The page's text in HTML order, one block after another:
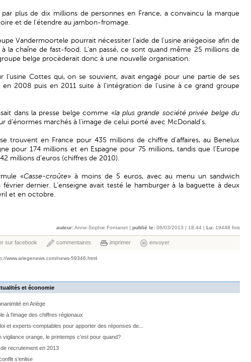
plus de dix millions de personnes en France, a convaincu la marque
et de l'étendre au jambon-fromage.
Vandermoortele pourrait nécessiter l’aide de l’usine ariégeoise afin de
la chaîne de fast-food. L’an passé, ce sont quand même 25 millions de
belge procèderait donc à une nouvelle organisation.
l’usine Cottes qui, on se souvient, avait engagé pour une partie de ses
2008 puis en 2011 suite à l’intégration de l’usine à ce grand groupe
dans la presse belge comme «la plus grande société privée belge du
d’énormes marchés à l’image de celui porté avec McDonald’s.
trouvent en France pour 435 millions de chiffre d’affaires, au Benelux
pour 174 millions et en Espagne pour 75 millions, tandis que l’Europe
millions d’euros (chiffres de 2010).
«Casse-croûte» à moins de 5 euros, avec au menu un sandwich
dernier. L’enseigne avait testé le hamburger à la baguette à deux
et en octobre.
auteur:Anne-Sophie Fontanet | publié le: 06/03/2013 | 18:44 | Lu: 19448 fois
sur facebook commentaires imprimer envoyer
www.ariegenews.com/news-59346.html
et économie
en Ariège
à l'image des chiffres régionaux
et experts-comptables pour apporter des réponses de...
vigilance orange, le printemps c'est pour quand?
recrutement en 2013
s'enlise